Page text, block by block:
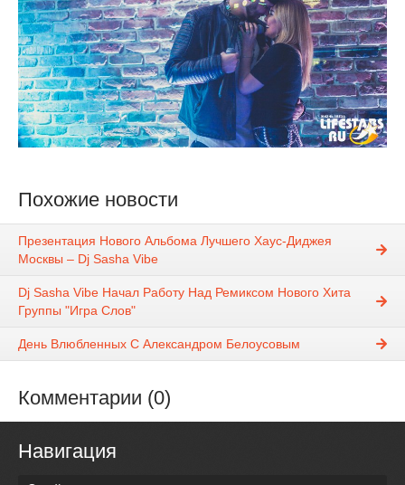
Похожие новости
Презентация Нового Альбома Лучшего Хаус-Диджея
Москвы – Dj Sasha Vibe
Dj Sasha Vibe Начал Работу Над Ремиксом Нового Хита
Группы "Игра Слов"
День Влюбленных С Александром Белоусовым
Комментарии (0)
Навигация